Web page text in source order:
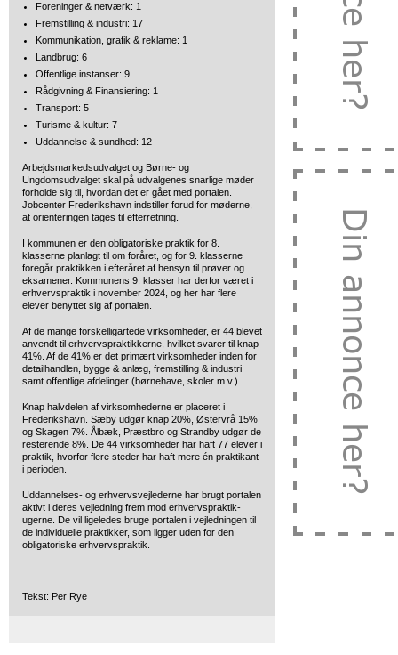
Foreninger & netværk: 1
Fremstilling & industri: 17
Kommunikation, grafik & reklame: 1
Landbrug: 6
Offentlige instanser: 9
Rådgivning & Finansiering: 1
Transport: 5
Turisme & kultur: 7
Uddannelse & sundhed: 12
Arbejdsmarkedsudvalget og Børne- og
Ungdomsudvalget skal på udvalgenes snarlige møder
forholde sig til, hvordan det er gået med portalen.
Jobcenter Frederikshavn indstiller forud for møderne,
at orienteringen tages til efterretning.
I kommunen er den obligatoriske praktik for 8.
klasserne planlagt til om foråret, og for 9. klasserne
foregår praktikken i efteråret af hensyn til prøver og
eksamener. Kommunens 9. klasser har derfor været i
erhvervspraktik i november 2024, og her har flere
elever benyttet sig af portalen.
Af de mange forskelligartede virksomheder, er 44 blevet
anvendt til erhvervspraktikkerne, hvilket svarer til knap
41%. Af de 41% er det primært virksomheder inden for
detailhandlen, bygge & anlæg, fremstilling & industri
samt offentlige afdelinger (børnehave, skoler m.v.).
Knap halvdelen af virksomhederne er placeret i
Frederikshavn. Sæby udgør knap 20%, Østervrå 15%
og Skagen 7%. Ålbæk, Præstbro og Strandby udgør de
resterende 8%. De 44 virksomheder har haft 77 elever i
praktik, hvorfor flere steder har haft mere én praktikant
i perioden.
Uddannelses- og erhvervsvejlederne har brugt portalen
aktivt i deres vejledning frem mod erhvervspraktik-
ugerne. De vil ligeledes bruge portalen i vejledningen til
de individuelle praktikker, som ligger uden for den
obligatoriske erhvervspraktik.
Tekst: Per Rye